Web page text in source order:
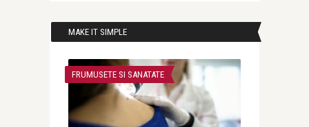
MAKE IT SIMPLE
FRUMUSETE SI SANATATE